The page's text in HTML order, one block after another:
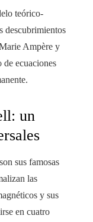
teórico-
descubrimientos
Ampère y
ecuaciones
un
sus famosas
las
y sus
en cuatro